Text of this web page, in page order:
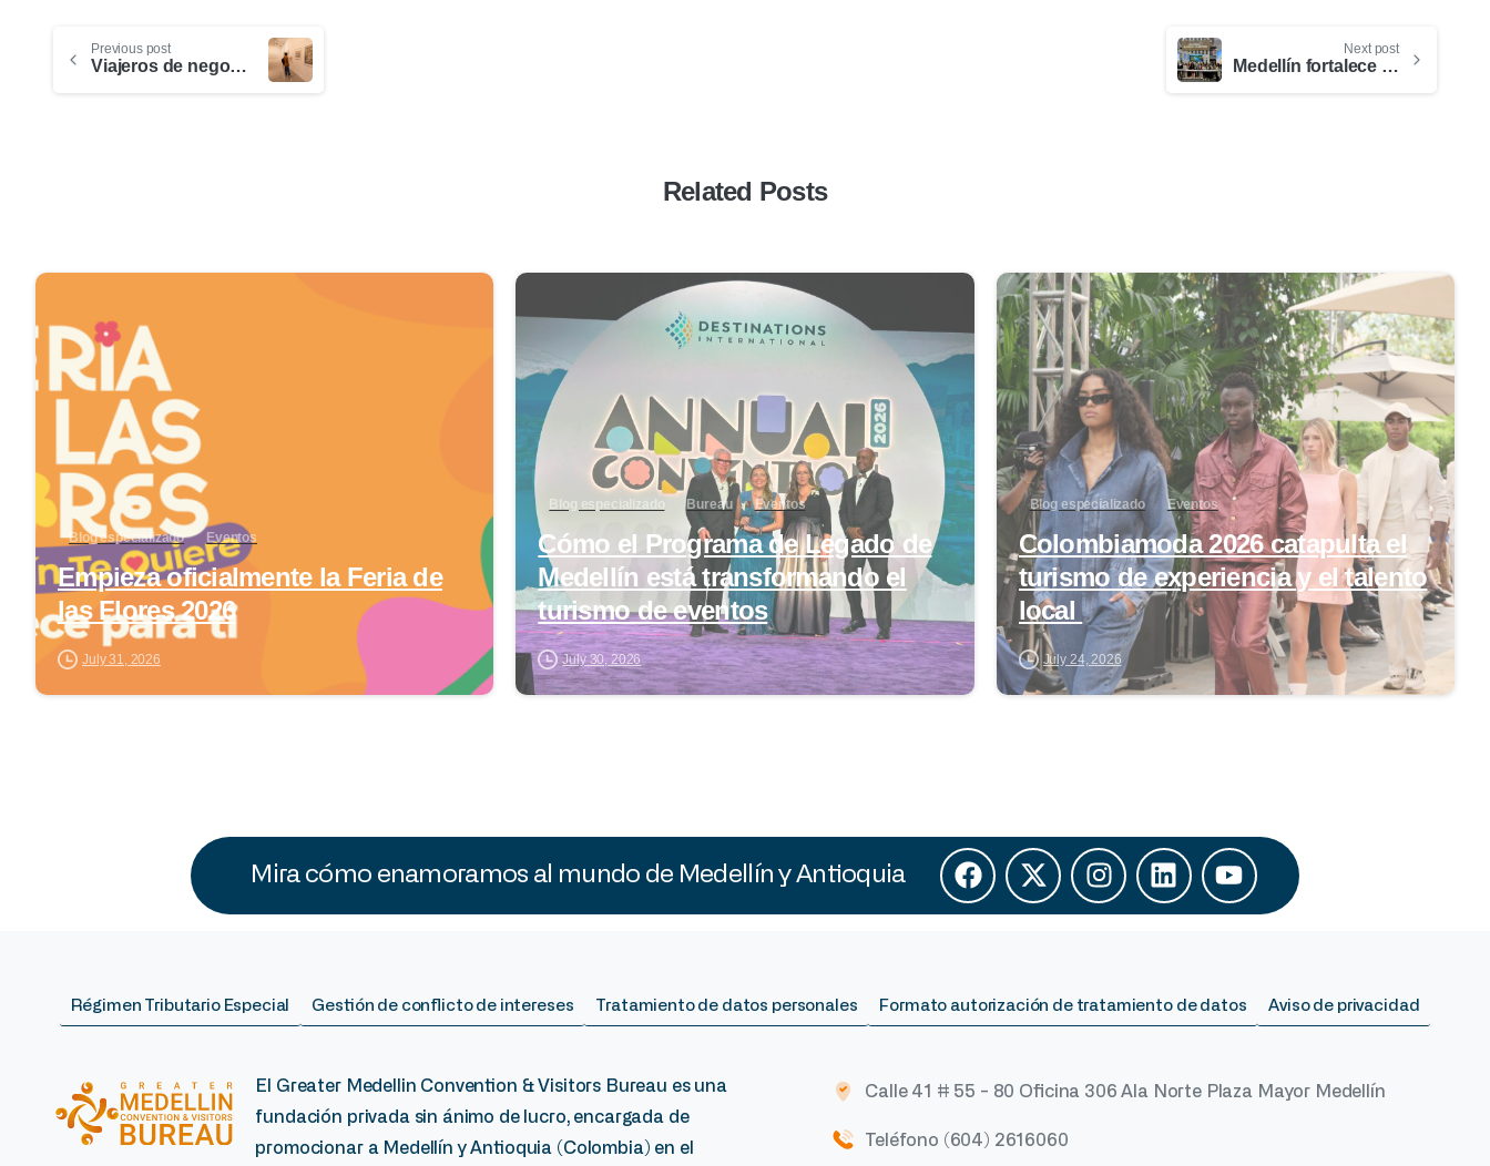
Previous post
Viajeros de negocios en transformación: claves globales y oportunidades para Medellín
Next post
Medellín fortalece su posicionamiento internacional en IBTM Américas 2025
Related Posts
Blog especializado Eventos
Empieza oficialmente la Feria de
las Flores 2026
July 31, 2026
Blog especializado Bureau Eventos
Cómo el Programa de Legado de
Medellín está transformando el
turismo de eventos
July 30, 2026
Blog especializado Eventos
Colombiamoda 2026 catapulta el
turismo de experiencia y el talento
local
July 24, 2026
Mira cómo enamoramos al mundo de Medellín y Antioquia
Régimen Tributario Especial Gestión de conflicto de intereses Tratamiento de datos personales Formato autorización de tratamiento de datos Aviso de privacidad
El Greater Medellin Convention & Visitors Bureau es una
fundación privada sin ánimo de lucro, encargada de
promocionar a Medellín y Antioquia (Colombia) en el
Calle 41 # 55 - 80 Oficina 306 Ala Norte Plaza Mayor Medellín
Teléfono (604) 2616060